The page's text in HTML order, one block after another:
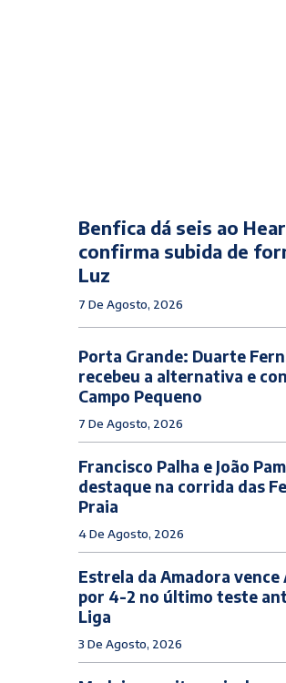
Benfica dá seis ao
confirma subida de
Luz
7 De Agosto, 2026
Porta Grande: Duarte
recebeu a alternativa e
Campo Pequeno
7 De Agosto, 2026
Francisco Palha e João
destaque na corrida das
Praia
4 De Agosto, 2026
Estrela da Amadora vence
por 4-2 no último teste
Liga
3 De Agosto, 2026